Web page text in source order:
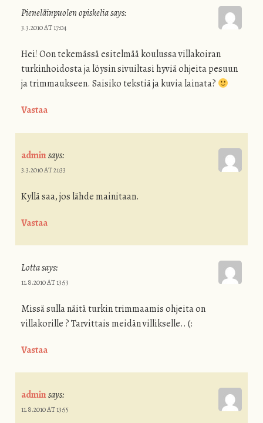
Pieneläinpuolen opiskeliasays:
3.3.2010 AT 17:04
Hei! Oon tekemässä esitelmää koulussa villakoiran
turkinhoidosta ja löysin sivuiltasi hyviä ohjeita pesuun
ja trimmaukseen. Saisiko tekstiä ja kuvia lainata?
Vastaa
adminsays:
3.3.2010 AT 21:33
Kyllä saa, jos lähde mainitaan.
Vastaa
Lottasays:
11.8.2010 AT 13:53
Missä sulla näitä turkin trimmaamis ohjeita on
villakorille ? Tarvittais meidän villikselle.. (:
Vastaa
adminsays:
11.8.2010 AT 13:55